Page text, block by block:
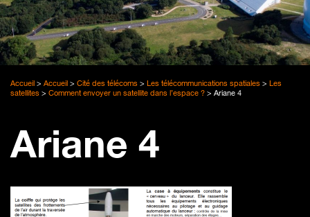
Accueil > Accueil > Cité des télécoms > Les télécommunications spatiales > Les
satellites > Comment envoyer un satellite dans l’espace ? > Ariane 4
Ariane 4